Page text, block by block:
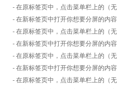
- 在原标签页中，点击菜单栏上的（无
- 在新标签页中打开你想要分屏的内容
- 在原标签页中，点击菜单栏上的（无
- 在新标签页中打开你想要分屏的内容
- 在原标签页中，点击菜单栏上的（无
- 在新标签页中打开你想要分屏的内容
- 在原标签页中，点击菜单栏上的（无